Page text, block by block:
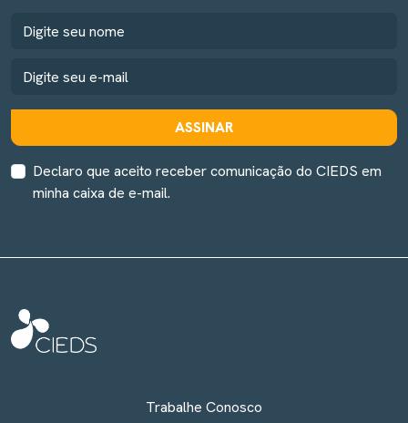
ASSINAR
Declaro que aceito receber comunicação do CIEDS em
minha caixa de e-mail.
Trabalhe Conosco